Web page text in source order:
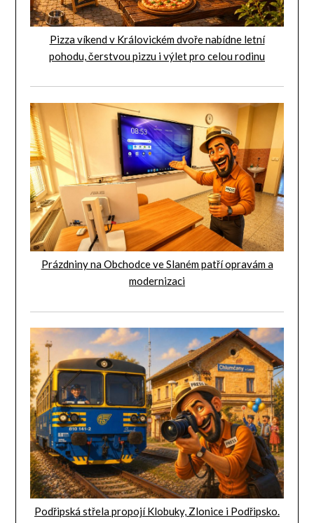
Pizza víkend v Královickém dvoře nabídne letní
pohodu, čerstvou pizzu i výlet pro celou rodinu
Prázdniny na Obchodce ve Slaném patří opravám a
modernizaci
Podřipská střela propojí Klobuky, Zlonice i Podřipsko.